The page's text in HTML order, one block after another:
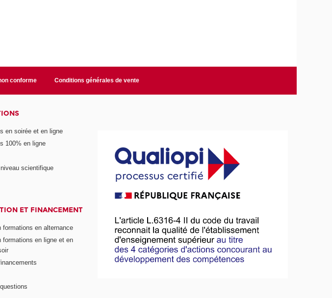
conforme Conditions générales de vente
en soirée et en ligne
100% en ligne
scientifique
ET FINANCEMENT
formations en alternance
formations en ligne et en